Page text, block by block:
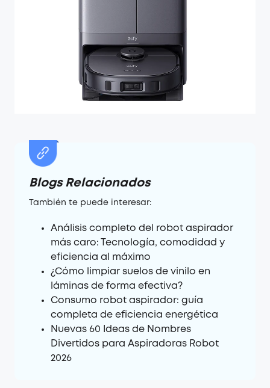
Blogs Relacionados
También te puede interesar:
Análisis completo del robot aspirador
más caro: Tecnología, comodidad y
eficiencia al máximo
¿Cómo limpiar suelos de vinilo en
láminas de forma efectiva?
Consumo robot aspirador: guía
completa de eficiencia energética
Nuevas 60 Ideas de Nombres
Divertidos para Aspiradoras Robot
2026